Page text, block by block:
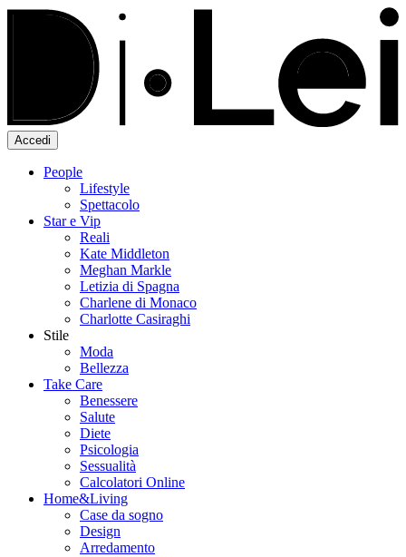
Accedi
People
Lifestyle
Spettacolo
Star e Vip
Reali
Kate Middleton
Meghan Markle
Letizia di Spagna
Charlene di Monaco
Charlotte Casiraghi
Stile
Moda
Bellezza
Take Care
Benessere
Salute
Diete
Psicologia
Sessualità
Calcolatori Online
Home&Living
Case da sogno
Design
Arredamento